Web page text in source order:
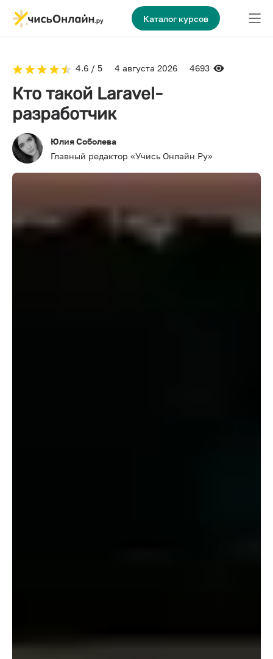
Каталог курсов
4.6 / 5 4 августа 2026 4693
Кто такой Laravel-
разработчик
Юлия Соболева
Главный редактор «Учись Онлайн Ру»